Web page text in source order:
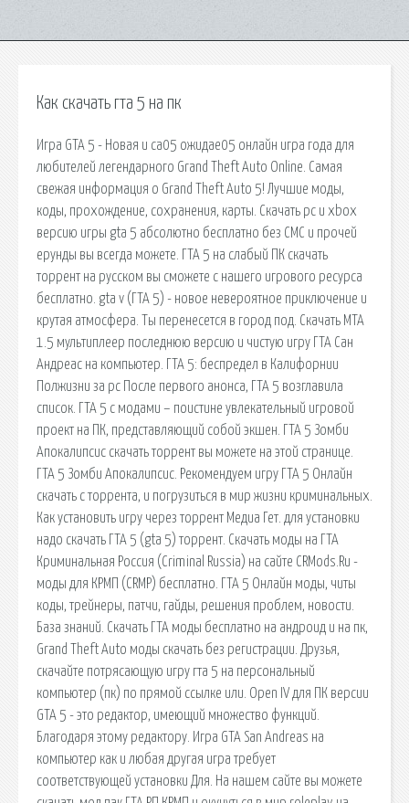
Как скачать гта 5 на пк
Игра GTA 5 - Новая и са05 ожидае05 онлайн игра года для
любителей легендарного Grand Theft Auto Online. Самая
свежая информация о Grand Theft Auto 5! Лучшие моды,
коды, прохождение, сохранения, карты. Скачать pc и xbox
версию игры gta 5 абсолютно бесплатно без СМС и прочей
ерунды вы всегда можете. ГТА 5 на слабый ПК скачать
торрент на русском вы сможете с нашего игрового ресурса
бесплатно. gta v (ГТА 5) - новое невероятное приключение и
крутая атмосфера. Ты перенесется в город под. Скачать МТА
1.5 мультиплеер последнюю версию и чистую игру ГТА Сан
Андреас на компьютер. ГТА 5: беспредел в Калифорнии
Полжизни за pc После первого анонса, ГТА 5 возглавила
список. ГТА 5 с модами – поистине увлекательный игровой
проект на ПК, представляющий собой экшен. ГТА 5 Зомби
Апокалипсис скачать торрент вы можете на этой странице.
ГТА 5 Зомби Апокалипсис. Рекомендуем игру ГТА 5 Онлайн
скачать с торрента, и погрузиться в мир жизни криминальных.
Как установить игру через торрент Медиа Гет. для установки
надо скачать ГТА 5 (gta 5) торрент. Скачать моды на ГТА
Криминальная Россия (Criminal Russia) на сайте CRMods.Ru -
моды для КРМП (CRMP) бесплатно. ГТА 5 Онлайн моды, читы
коды, трейнеры, патчи, гайды, решения проблем, новости.
База знаний. Скачать ГТА моды бесплатно на андроид и на пк,
Grand Theft Auto моды скачать без регистрации. Друзья,
скачайте потрясающую игру гта 5 на персональный
компьютер (пк) по прямой ссылке или. Open IV для ПК версии
GTA 5 - это редактор, имеющий множество функций.
Благодаря этому редактору. Игра GTA San Andreas на
компьютер как и любая другая игра требует
соответствующей установки Для. На нашем сайте вы можете